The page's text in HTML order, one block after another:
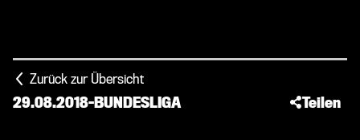
Zurück zur Übersicht
29.08.2018-BUNDESLIGA Teilen